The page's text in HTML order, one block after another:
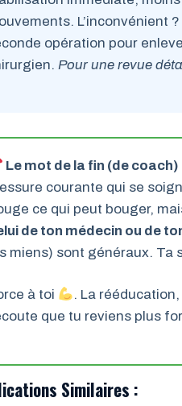
L’inconvénient
opération pour
Pour une revue
Le mot de la fin (de coach)
courante qui se
ce qui peut bouger,
de ton médecin ou de
miens) sont généraux. Ta
à toi
. La
que tu reviens plus
Similaires :